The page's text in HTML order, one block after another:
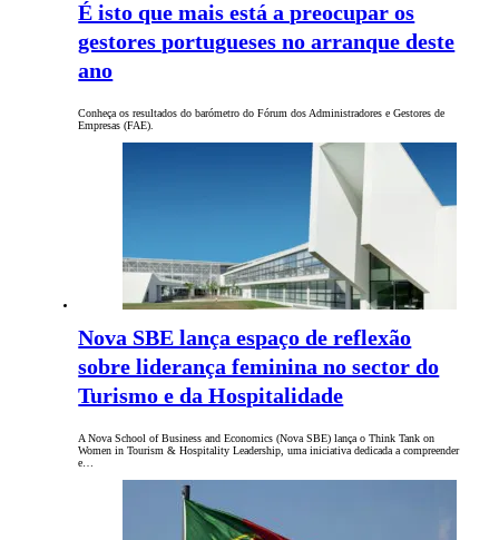
É isto que mais está a preocupar os
gestores portugueses no arranque deste
ano
Conheça os resultados do barómetro do Fórum dos Administradores e Gestores de
Empresas (FAE).
Nova SBE lança espaço de reflexão
sobre liderança feminina no sector do
Turismo e da Hospitalidade
A Nova School of Business and Economics (Nova SBE) lança o Think Tank on
Women in Tourism & Hospitality Leadership, uma iniciativa dedicada a compreender
e…